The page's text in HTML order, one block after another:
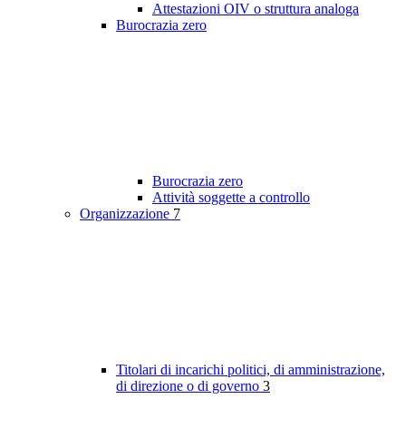
Attestazioni OIV o struttura analoga
Burocrazia zero
Burocrazia zero
Attività soggette a controllo
Organizzazione 7
Titolari di incarichi politici, di amministrazione,
di direzione o di governo 3